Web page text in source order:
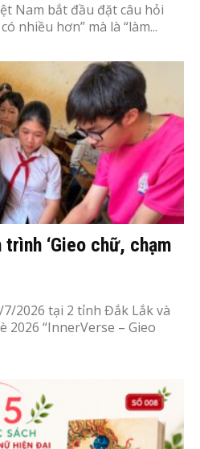
Nam bắt đầu đặt câu hỏi
nhiều hơn” mà là “làm...
‘Gieo chữ, chạm
2026 tại 2 tỉnh Đắk Lắk và
2026 “InnerVerse – Gieo